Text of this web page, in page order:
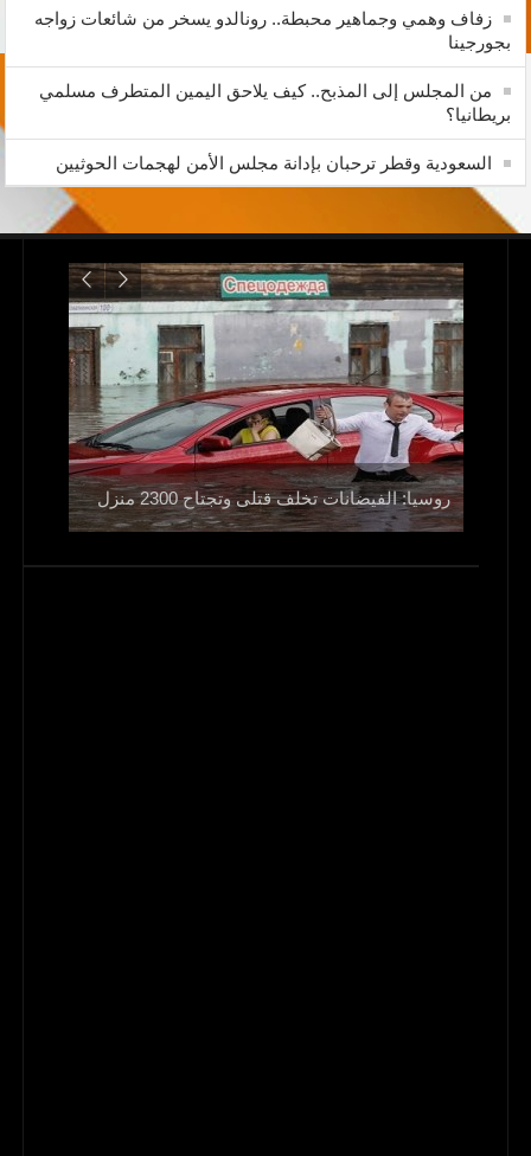
زفاف وهمي وجماهير محبطة.. رونالدو يسخر من شائعات زواجه
بجورجينا
من المجلس إلى المذبح.. كيف يلاحق اليمين المتطرف مسلمي
بريطانيا؟
السعودية وقطر ترحبان بإدانة مجلس الأمن لهجمات الحوثيين
روسيا: الفيضانات تخلف قتلى وتجتاح 2300 منزل